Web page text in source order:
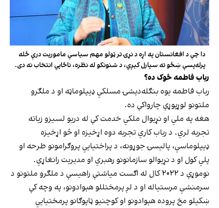
دا چې د افغانستان په اړه د نړۍ تر ټولو مهم سیاسي ماموریت درې ځله
پرله‌پسې ښځو ته سپارل کېږي، د شنونکو له نظره، ناڅاپي انتخاب نه دی.
رباب فاطمه څوک ده؟
رباب فاطمه یوه بنګله‌دېشۍ مسلکي ډیپلوماټه او د ملګرو
ملتونو لوړپوړې چارواکې ده.
هغه په ملي او نړیوال ملکي خدمت کې له دریو لسیزو زیاته
تجربه لري. د رباب کاري تجربه دوه اړخیزه او څو اړخیزه
ډیپلوماسي، پالیسۍ جوړونه، د پراختیایي پروګرامونو طرحه او
پلي کول او د نړیوالو سازمانونو رهبري او مدیریت رانغاړي.
نوموړې د ۲۰۲۲ کال له اګست میاشتې راهیسې د ملګرو ملتونو د
سرمنشي مرستیاله او د لږ پرمختللو هېوادونو، په وچه کې
ښکیلو مخ پروده هېوادونو او کوچنیو ټاپوګانو پرمختیايي